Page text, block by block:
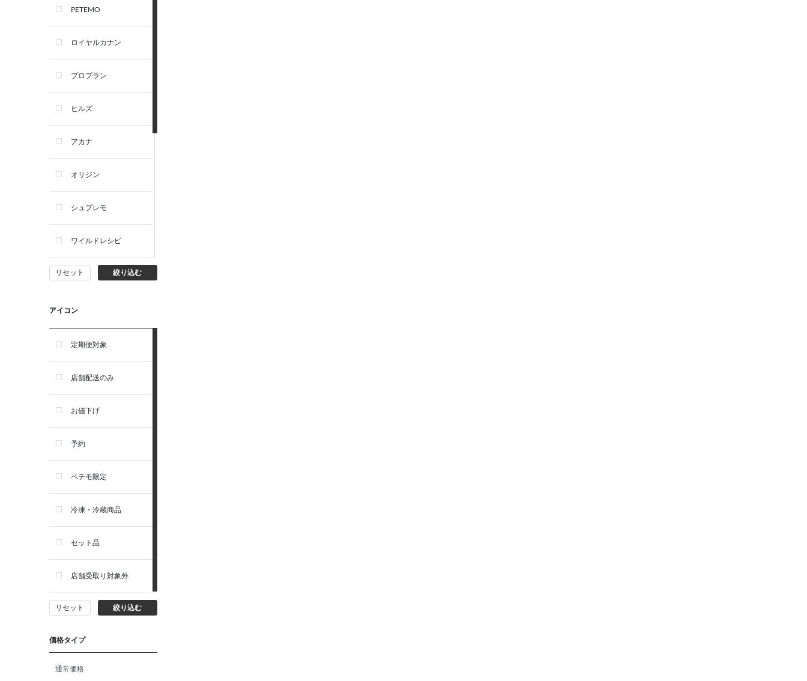
イ・ウェット）
犬ドライフード
犬ウェットフード
犬おやつ
犬サプリ・ミルク・栄養補給
品
首輪・ハーネス(胴輪)・リー
猫ドライフード
PETEMO
ロイヤルカナン
プロプラン
ヒルズ
アカナ
オリジン
シュプレモ
ワイルドレシピ
ナチュラルチョイス
ウェルネス
アーテミス
セレクトバランス
リガロ
ソルビダ
フィジカライフ
リセット 絞り込む
アイコン
定期便対象
店舗配送のみ
お値下げ
予約
ペテモ限定
冷凍・冷蔵商品
セット品
店舗受取り対象外
リセット 絞り込む
価格タイプ
通常価格